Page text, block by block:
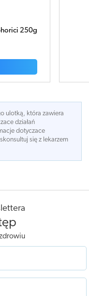
ulotką, która zawiera
działań
dotyczace
się z lekarzem